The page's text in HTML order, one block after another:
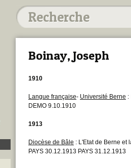
Boinay, Joseph
1910
Langue française- Université Berne :
DEMO 9.10.1910
1913
Diocèse de Bâle : L'Etat de Berne et
PAYS 30.12.1913 PAYS 31.12.1913